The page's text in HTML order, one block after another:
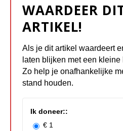
WAARDEER
ARTIKEL!
Als je dit artikel waardeert
laten blijken met een
Zo help je onafhankelijke
stand houden.
Ik doneer::
€ 1